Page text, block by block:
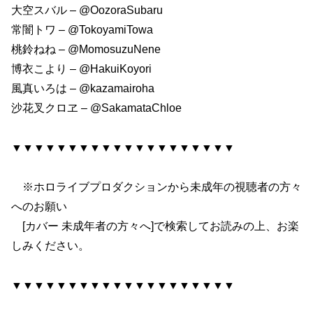
大空スバル – @OozoraSubaru
常闇トワ – @TokoyamiTowa
桃鈴ねね – @MomosuzuNene
博衣こより – @HakuiKoyori
風真いろは – @kazamairoha
沙花叉クロヱ – @SakamataChloe
▼▼▼▼▼▼▼▼▼▼▼▼▼▼▼▼▼▼▼▼
※ホロライブプロダクションから未成年の視聴者の方々
へのお願い
[カバー 未成年者の方々へ]で検索してお読みの上、お楽
しみください。
▼▼▼▼▼▼▼▼▼▼▼▼▼▼▼▼▼▼▼▼